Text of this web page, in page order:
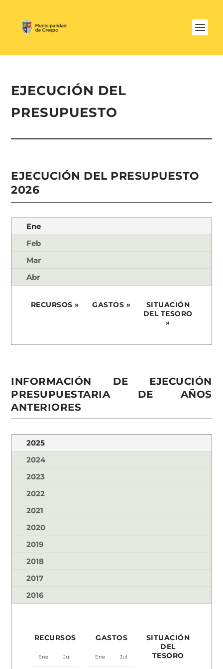
EJECUCIÓN DEL
PRESUPUESTO
EJECUCIÓN DEL PRESUPUESTO
2026
Ene
Feb
Mar
Abr
RECURSOS » GASTOS »
SITUACIÓN
DELTESORO
»
INFORMACIÓN DE EJECUCIÓN
PRESUPUESTARIA DE AÑOS
ANTERIORES
2025
2024
2023
2022
2021
2020
2019
2018
2017
2016
RECURSOS
Ene Jul
GASTOS
Ene Jul
SITUACIÓN
DEL
TESORO